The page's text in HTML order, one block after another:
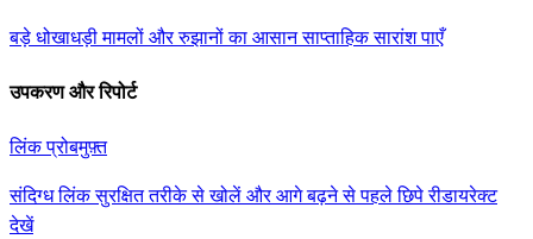
बड़े धोखाधड़ी मामलों और रुझानों का आसान साप्ताहिक सारांश पाएँ
उपकरण और रिपोर्ट
लिंक प्रोबमुफ़्त
संदिग्ध लिंक सुरक्षित तरीके से खोलें और आगे बढ़ने से पहले छिपे रीडायरेक्ट
देखें